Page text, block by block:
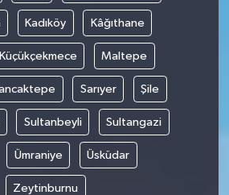
Kadıköy Kâğıthane
Küçükçekmece Maltepe
Sarıyer Şile
Sultanbeyli Sultangazi
Ümraniye Üsküdar
Zeytinburnu